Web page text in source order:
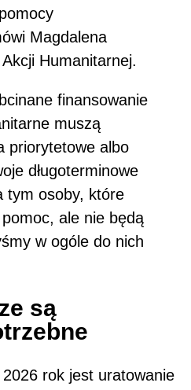
Magdalena
Humanitarnej.
finansowanie
muszą
priorytetowe albo
długoterminowe
tym osoby, które
ale nie będą
w ogóle do nich
są
rok jest uratowanie